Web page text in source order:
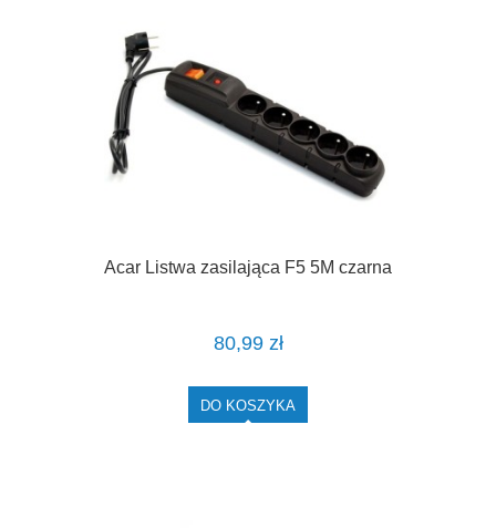
Acar Listwa zasilająca F5 5M czarna
80,99 zł
DO KOSZYKA